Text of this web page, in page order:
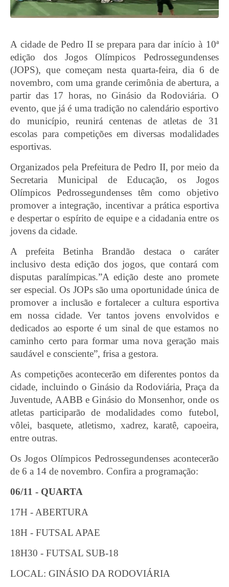
A cidade de Pedro II se prepara para dar início à 10ª
edição dos Jogos Olímpicos Pedrossegundenses
(JOPS), que começam nesta quarta-feira, dia 6 de
novembro, com uma grande cerimônia de abertura, a
partir das 17 horas, no Ginásio da Rodoviária. O
evento, que já é uma tradição no calendário esportivo
do município, reunirá centenas de atletas de 31
escolas para competições em diversas modalidades
esportivas.
Organizados pela Prefeitura de Pedro II, por meio da
Secretaria Municipal de Educação, os Jogos
Olímpicos Pedrossegundenses têm como objetivo
promover a integração, incentivar a prática esportiva
e despertar o espírito de equipe e a cidadania entre os
jovens da cidade.
A prefeita Betinha Brandão destaca o caráter
inclusivo desta edição dos jogos, que contará com
disputas paralímpicas.”A edição deste ano promete
ser especial. Os JOPs são uma oportunidade única de
promover a inclusão e fortalecer a cultura esportiva
em nossa cidade. Ver tantos jovens envolvidos e
dedicados ao esporte é um sinal de que estamos no
caminho certo para formar uma nova geração mais
saudável e consciente”, frisa a gestora.
As competições acontecerão em diferentes pontos da
cidade, incluindo o Ginásio da Rodoviária, Praça da
Juventude, AABB e Ginásio do Monsenhor, onde os
atletas participarão de modalidades como futebol,
vôlei, basquete, atletismo, xadrez, karatê, capoeira,
entre outras.
Os Jogos Olímpicos Pedrossegundenses acontecerão
de 6 a 14 de novembro. Confira a programação:
06/11 - QUARTA
17H - ABERTURA
18H - FUTSAL APAE
18H30 - FUTSAL SUB-18
LOCAL: GINÁSIO DA RODOVIÁRIA